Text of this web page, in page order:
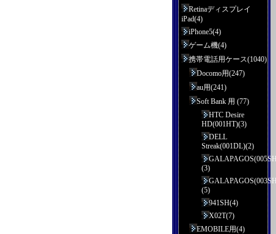
Retinaディスプレイ
iPad(4)
iPhone5(4)
ゲーム機(4)
携帯電話用ケース(1040)
Docomo用(247)
au用(241)
Soft Bank 用 (77)
HTC Desire
HD(001HT)(3)
DELL
Streak(001DL)(2)
GALAPAGOS(005SH)
(3)
GALAPAGOS(003SH)
(5)
941SH(4)
X02T(7)
EMOBILE用(4)